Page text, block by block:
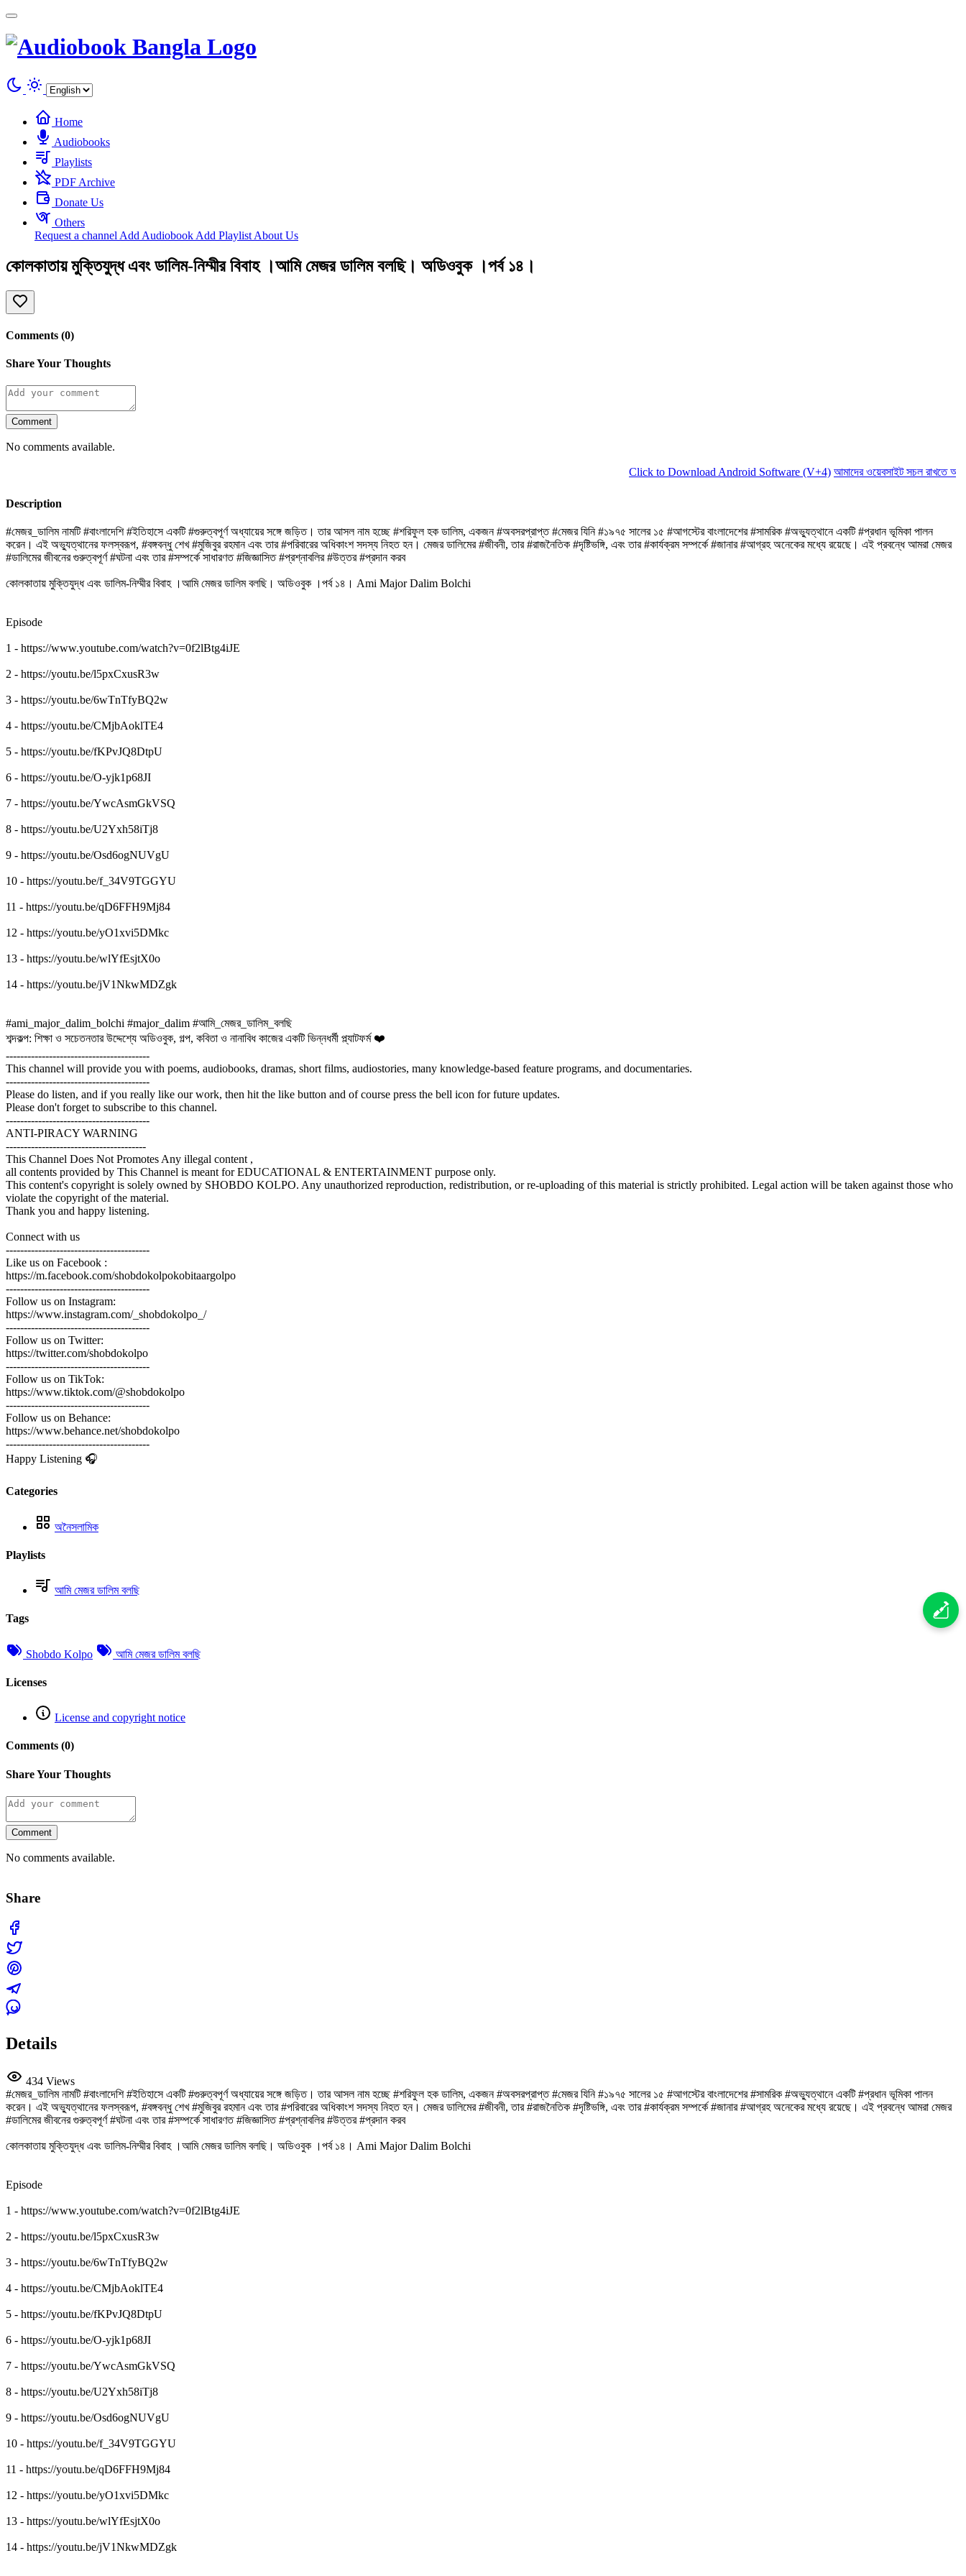
Home
Audiobooks
Playlists
PDF Archive
Donate Us
Others
Request a channel Add Audiobook Add Playlist About Us
কোলকাতায় মুক্তিযুদ্ধ এবং ডালিম-নিম্মীর বিবাহ ।আমি মেজর ডালিম বলছি। অডিওবুক ।পর্ব ১৪।
Comments (0)
Share Your Thoughts
Comment
No comments available.
Click to Download Android Software (V+4) আমাদের ওয়েবসাইট সচল রাখতে আমাদের
Description
#মেজর_ডালিম নামটি #বাংলাদেশি #ইতিহাসে একটি #গুরুত্বপূর্ণ অধ্যায়ের সঙ্গে জড়িত। তার আসল নাম হচ্ছে #শরিফুল হক ডালিম, একজন #অবসরপ্রাপ্ত #মেজর যিনি #১৯৭৫ সালের ১৫ #আগস্টের বাংলাদেশের #সামরিক #অভ্যুত্থানে একটি #প্রধান ভূমিকা পালন
করেন। এই অভ্যুত্থানের ফলস্বরূপ, #বঙ্গবন্ধু শেখ #মুজিবুর রহমান এবং তার #পরিবারের অধিকাংশ সদস্য নিহত হন। মেজর ডালিমের #জীবনী, তার #রাজনৈতিক #দৃষ্টিভঙ্গি, এবং তার #কার্যক্রম সম্পর্কে #জানার #আগ্রহ অনেকের মধ্যে রয়েছে। এই প্রবন্ধে আমরা মেজর
#ডালিমের জীবনের গুরুত্বপূর্ণ #ঘটনা এবং তার #সম্পর্কে সাধারণত #জিজ্ঞাসিত #প্রশ্নাবলির #উত্তর #প্রদান করব
কোলকাতায় মুক্তিযুদ্ধ এবং ডালিম-নিম্মীর বিবাহ ।আমি মেজর ডালিম বলছি। অডিওবুক ।পর্ব ১৪। Ami Major Dalim Bolchi
Episode
1 - https://www.youtube.com/watch?v=0f2lBtg4iJE
2 - https://youtu.be/l5pxCxusR3w
3 - https://youtu.be/6wTnTfyBQ2w
4 - https://youtu.be/CMjbAoklTE4
5 - https://youtu.be/fKPvJQ8DtpU
6 - https://youtu.be/O-yjk1p68JI
7 - https://youtu.be/YwcAsmGkVSQ
8 - https://youtu.be/U2Yxh58iTj8
9 - https://youtu.be/Osd6ogNUVgU
10 - https://youtu.be/f_34V9TGGYU
11 - https://youtu.be/qD6FFH9Mj84
12 - https://youtu.be/yO1xvi5DMkc
13 - https://youtu.be/wlYfEsjtX0o
14 - https://youtu.be/jV1NkwMDZgk
#ami_major_dalim_bolchi #major_dalim #আমি_মেজর_ডালিম_বলছি
শব্দকল্প: শিক্ষা ও সচেতনতার উদ্দেশ্যে অডিওবুক, গল্প, কবিতা ও নানাবিধ কাজের একটি ভিন্নধর্মী প্ল্যাটফর্ম ❤️
----------------------------------------
This channel will provide you with poems, audiobooks, dramas, short films, audiostories, many knowledge-based feature programs, and documentaries.
----------------------------------------
Please do listen, and if you really like our work, then hit the like button and of course press the bell icon for future updates.
Please don't forget to subscribe to this channel.
----------------------------------------
ANTI-PIRACY WARNING
---------------------------------------
This Channel Does Not Promotes Any illegal content ,
all contents provided by This Channel is meant for EDUCATIONAL & ENTERTAINMENT purpose only.
This content's copyright is solely owned by SHOBDO KOLPO. Any unauthorized reproduction, redistribution, or re-uploading of this material is strictly prohibited. Legal action will be taken against those who
violate the copyright of the material.
Thank you and happy listening.
Connect with us
----------------------------------------
Like us on Facebook :
https://m.facebook.com/shobdokolpokobitaargolpo
----------------------------------------
Follow us on Instagram:
https://www.instagram.com/_shobdokolpo_/
----------------------------------------
Follow us on Twitter:
https://twitter.com/shobdokolpo
----------------------------------------
Follow us on TikTok:
https://www.tiktok.com/@shobdokolpo
----------------------------------------
Follow us on Behance:
https://www.behance.net/shobdokolpo
----------------------------------------
Happy Listening 🎧
Categories
অনৈসলামিক
Playlists
আমি মেজর ডালিম বলছি
Tags
Shobdo Kolpo আমি মেজর ডালিম বলছি
Licenses
License and copyright notice
Comments (0)
Share Your Thoughts
Comment
No comments available.
Share
Details
434 Views
#মেজর_ডালিম নামটি #বাংলাদেশি #ইতিহাসে একটি #গুরুত্বপূর্ণ অধ্যায়ের সঙ্গে জড়িত। তার আসল নাম হচ্ছে #শরিফুল হক ডালিম, একজন #অবসরপ্রাপ্ত #মেজর যিনি #১৯৭৫ সালের ১৫ #আগস্টের বাংলাদেশের #সামরিক #অভ্যুত্থানে একটি #প্রধান ভূমিকা পালন
করেন। এই অভ্যুত্থানের ফলস্বরূপ, #বঙ্গবন্ধু শেখ #মুজিবুর রহমান এবং তার #পরিবারের অধিকাংশ সদস্য নিহত হন। মেজর ডালিমের #জীবনী, তার #রাজনৈতিক #দৃষ্টিভঙ্গি, এবং তার #কার্যক্রম সম্পর্কে #জানার #আগ্রহ অনেকের মধ্যে রয়েছে। এই প্রবন্ধে আমরা মেজর
#ডালিমের জীবনের গুরুত্বপূর্ণ #ঘটনা এবং তার #সম্পর্কে সাধারণত #জিজ্ঞাসিত #প্রশ্নাবলির #উত্তর #প্রদান করব
কোলকাতায় মুক্তিযুদ্ধ এবং ডালিম-নিম্মীর বিবাহ ।আমি মেজর ডালিম বলছি। অডিওবুক ।পর্ব ১৪। Ami Major Dalim Bolchi
Episode
1 - https://www.youtube.com/watch?v=0f2lBtg4iJE
2 - https://youtu.be/l5pxCxusR3w
3 - https://youtu.be/6wTnTfyBQ2w
4 - https://youtu.be/CMjbAoklTE4
5 - https://youtu.be/fKPvJQ8DtpU
6 - https://youtu.be/O-yjk1p68JI
7 - https://youtu.be/YwcAsmGkVSQ
8 - https://youtu.be/U2Yxh58iTj8
9 - https://youtu.be/Osd6ogNUVgU
10 - https://youtu.be/f_34V9TGGYU
11 - https://youtu.be/qD6FFH9Mj84
12 - https://youtu.be/yO1xvi5DMkc
13 - https://youtu.be/wlYfEsjtX0o
14 - https://youtu.be/jV1NkwMDZgk